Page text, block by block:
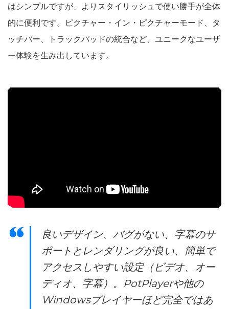
はシンプルですが、よりスタイリッシュで使い勝手が全体
的に便利です。ピクチャー・イン・ピクチャーモード、タ
ッチバー、トラックパッドの統合など、ユニークなユーザ
ー体験を生み出しています。
良いデザイン、バグがない、字幕のサ
ポートとレンダリングが良い、簡単で
アクセスしやすい設定（ビデオ、オー
ディオ、字幕）。PotPlayerや他の
Windowsプレイヤーほど完全ではあ